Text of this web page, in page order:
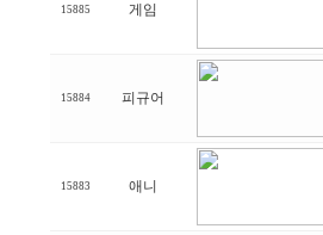
15885 게임
15884 피규어
15883 애니